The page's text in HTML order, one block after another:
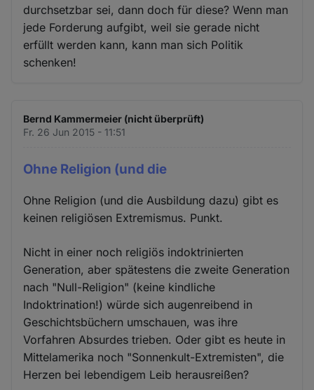
durchsetzbar sei, dann doch für diese? Wenn man
jede Forderung aufgibt, weil sie gerade nicht
erfüllt werden kann, kann man sich Politik
schenken!
Bernd Kammermeier (nicht überprüft)
Fr. 26 Jun 2015 - 11:51
Ohne Religion (und die
Ohne Religion (und die Ausbildung dazu) gibt es
keinen religiösen Extremismus. Punkt.
Nicht in einer noch religiös indoktrinierten
Generation, aber spätestens die zweite Generation
nach "Null-Religion" (keine kindliche
Indoktrination!) würde sich augenreibend in
Geschichtsbüchern umschauen, was ihre
Vorfahren Absurdes trieben. Oder gibt es heute in
Mittelamerika noch "Sonnenkult-Extremisten", die
Herzen bei lebendigem Leib herausreißen?